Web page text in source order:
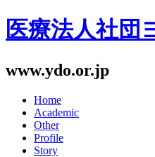
医療法人社団
www.ydo.or.jp
Home
Academic
Other
Profile
Story